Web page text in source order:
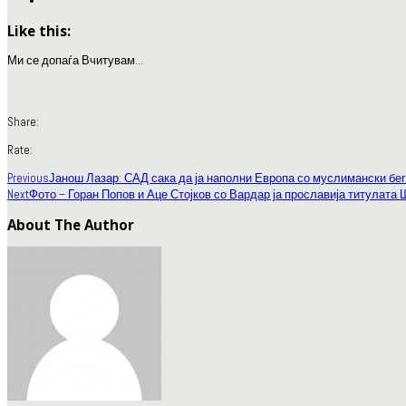
Like this:
Ми се допаѓа Вчитувам...
Share:
Rate:
PreviousЈанош Лазар: САД сака да ја наполни Европа со муслимански
NextФото – Горан Попов и Аце Стојков со Вардар ја прославија
About The Author